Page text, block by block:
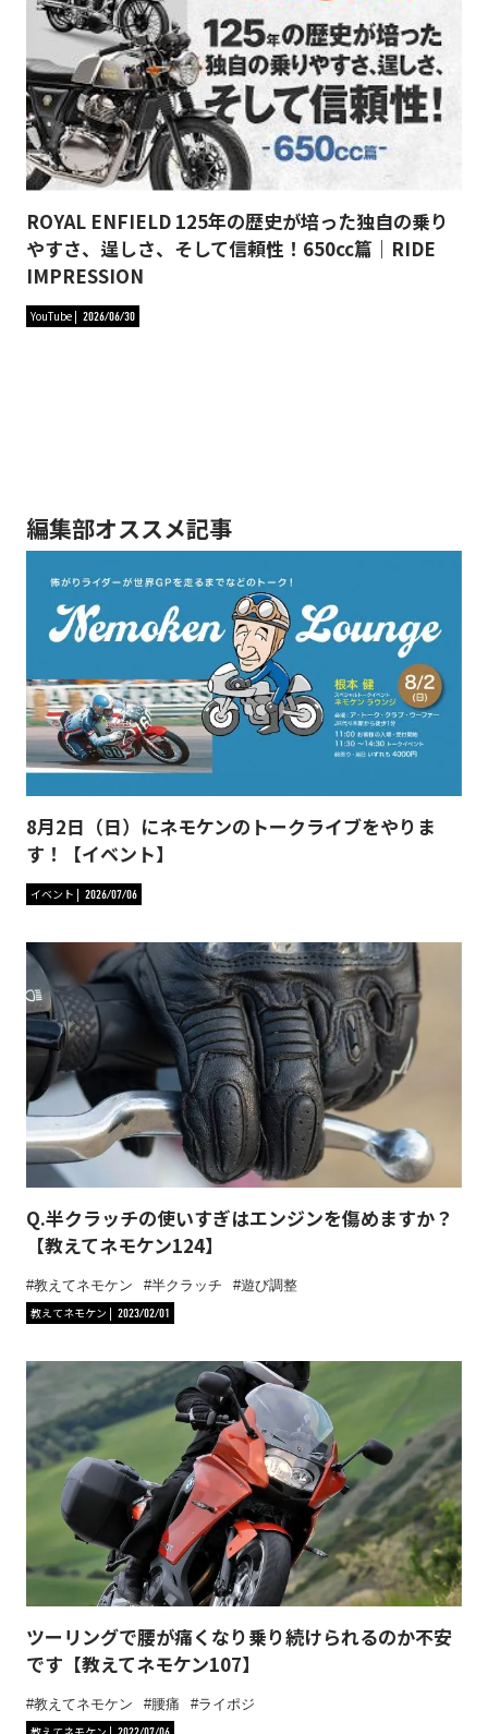
ROYAL ENFIELD 125年の歴史が培った独自の乗り
やすさ、逞しさ、そして信頼性！650cc篇｜RIDE
IMPRESSION
YouTube 2026/06/30
編集部オススメ記事
8月2日（日）にネモケンのトークライブをやりま
す！【イベント】
イベント 2026/07/06
Q.半クラッチの使いすぎはエンジンを傷めますか？
【教えてネモケン124】
教えてネモケン 半クラッチ
遊び調整
教えてネモケン
2023/02/01
ツーリングで腰が痛くなり乗り続けられるのか不安
です【教えてネモケン107】
教えてネモケン 腰痛
ライポジ